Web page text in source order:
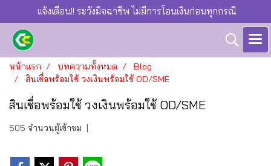
แจ้งเตือน!! ระวังมิจฉาชีพ ไม่มีการโอนเงินก่อนทุกกรณี
หน้าแรก บทความทั้งหมด
Blog
สินเชื่อพร้อมใช้ วงเงินพร้อมใช้ OD/SME
สินเชื่อพร้อมใช้ วงเงินพร้อมใช้ OD/SME
505 จำนวนผู้เข้าชม |